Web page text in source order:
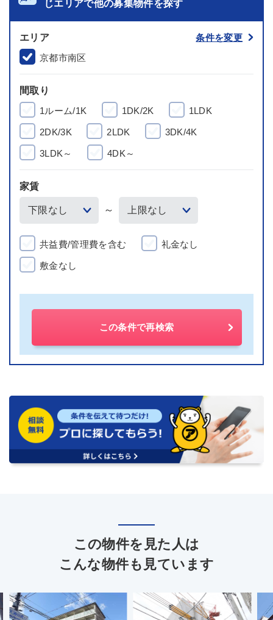
じエリアで他の募集物件を探す
エリア
条件を変更
京都市南区
間取り
1ルーム/1K
1DK/2K 1LDK
2DK/3K 2LDK 3DK/4K
3LDK～ 4DK～
家賃
～
共益費/管理費を含む 礼金なし
敷金なし
この条件で再検索
この物件を見た人は
こんな物件も見ています